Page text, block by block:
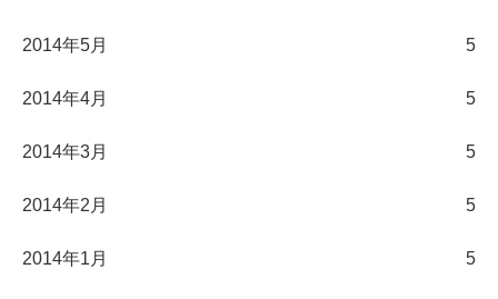
2014年5月 5
2014年4月 5
2014年3月 5
2014年2月 5
2014年1月 5